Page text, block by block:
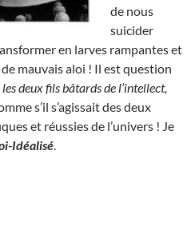
de nous
suicider
en larves rampantes et
mauvais aloi ! Il est question
les deux fils bâtards de l’intellect,
s’il s’agissait des deux
et réussies de l’univers ! Je
Idéalisé